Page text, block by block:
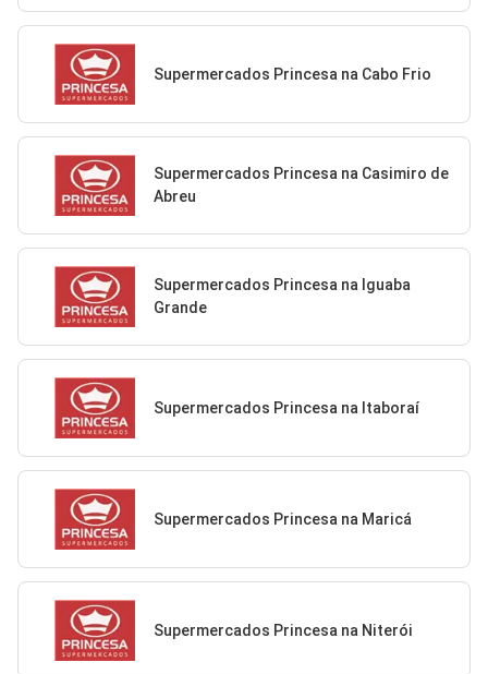
Supermercados Princesa na Cabo Frio
Supermercados Princesa na Casimiro de
Abreu
Supermercados Princesa na Iguaba
Grande
Supermercados Princesa na Itaboraí
Supermercados Princesa na Maricá
Supermercados Princesa na Niterói